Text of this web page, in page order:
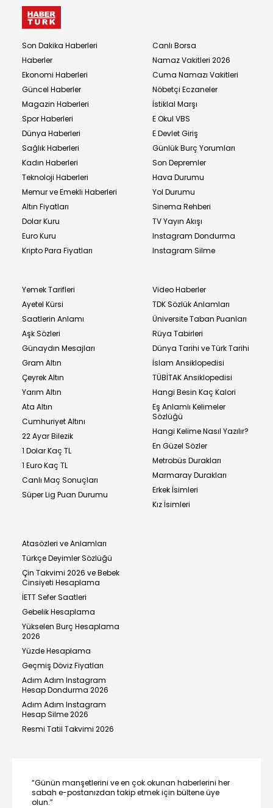
Son Dakika Haberleri
Haberler
Ekonomi Haberleri
Güncel Haberler
Magazin Haberleri
Spor Haberleri
Dünya Haberleri
Sağlık Haberleri
Kadın Haberleri
Teknoloji Haberleri
Memur ve Emekli Haberleri
Altın Fiyatları
Dolar Kuru
Euro Kuru
Kripto Para Fiyatları
Canlı Borsa
Namaz Vakitleri 2026
Cuma Namazı Vakitleri
Nöbetçi Eczaneler
İstiklal Marşı
E Okul VBS
E Devlet Giriş
Günlük Burç Yorumları
Son Depremler
Hava Durumu
Yol Durumu
Sinema Rehberi
TV Yayın Akışı
Instagram Dondurma
Instagram Silme
Yemek Tarifleri
Ayetel Kürsi
Saatlerin Anlamı
Aşk Sözleri
Günaydın Mesajları
Gram Altın
Çeyrek Altın
Yarım Altın
Ata Altın
Cumhuriyet Altını
22 Ayar Bilezik
1 Dolar Kaç TL
1 Euro Kaç TL
Canlı Maç Sonuçları
Süper Lig Puan Durumu
Video Haberler
TDK Sözlük Anlamları
Üniversite Taban Puanları
Rüya Tabirleri
Dünya Tarihi ve Türk Tarihi
İslam Ansiklopedisi
TÜBİTAK Ansiklopedisi
Hangi Besin Kaç Kalori
Eş Anlamlı Kelimeler
Sözlüğü
Hangi Kelime Nasıl Yazılır?
En Güzel Sözler
Metrobüs Durakları
Marmaray Durakları
Erkek İsimleri
Kız İsimleri
Atasözleri ve Anlamları
Türkçe Deyimler Sözlüğü
Çin Takvimi 2026 ve Bebek
Cinsiyeti Hesaplama
İETT Sefer Saatleri
Gebelik Hesaplama
Yükselen Burç Hesaplama
2026
Yüzde Hesaplama
Geçmiş Döviz Fiyatları
Adım Adım Instagram
Hesap Dondurma 2026
Adım Adım Instagram
Hesap Silme 2026
Resmi Tatil Takvimi 2026
“Günün manşetlerini ve en çok okunan haberlerini her
sabah e-postanızdan takip etmek için bültene üye
olun.”